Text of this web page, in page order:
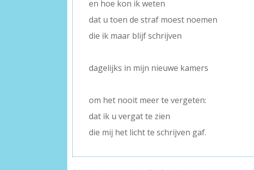
en hoe kon ik weten
dat u toen de straf moest noemen
die ik maar blijf schrijven
dagelijks in mijn nieuwe kamers
om het nooit meer te vergeten:
dat ik u vergat te zien
die mij het licht te schrijven gaf.